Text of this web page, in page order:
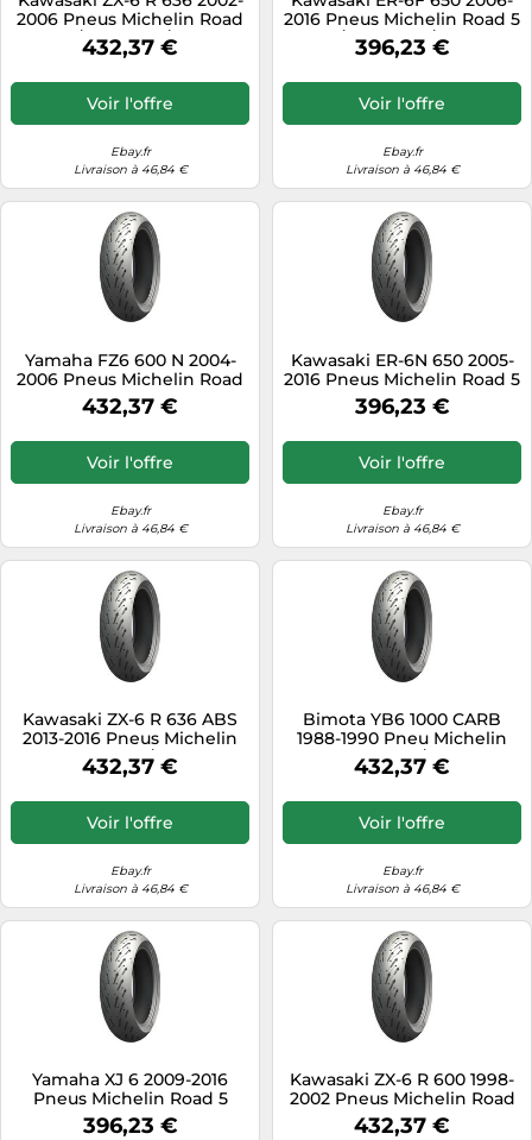
2006 Pneus Michelin Road
5 180/55-17 | 180/55ZR17
432,37 €
Voir l'offre
Ebay.fr
Livraison à 46,84 €
2016 Pneus Michelin Road 5
160/60-17 | 160/60ZR17
396,23 €
Voir l'offre
Ebay.fr
Livraison à 46,84 €
Yamaha FZ6 600 N 2004-
2006 Pneus Michelin Road
5 180/55-17 | 180/55ZR17
432,37 €
Voir l'offre
Ebay.fr
Livraison à 46,84 €
Kawasaki ER-6N 650 2005-
2016 Pneus Michelin Road 5
160/60-17 | 160/60ZR17
396,23 €
Voir l'offre
Ebay.fr
Livraison à 46,84 €
Kawasaki ZX-6 R 636 ABS
2013-2016 Pneus Michelin
Road 5 180/55-17 |
180/55ZR17
432,37 €
Voir l'offre
Ebay.fr
Livraison à 46,84 €
Bimota YB6 1000 CARB
1988-1990 Pneu Michelin
Road 5 180/55-17 |
180/55ZR17
432,37 €
Voir l'offre
Ebay.fr
Livraison à 46,84 €
Yamaha XJ 6 2009-2016
Pneus Michelin Road 5
160/60-17 | 160/60ZR17
396,23 €
Kawasaki ZX-6 R 600 1998-
2002 Pneus Michelin Road
5 180/55-17 | 180/55ZR17
432,37 €